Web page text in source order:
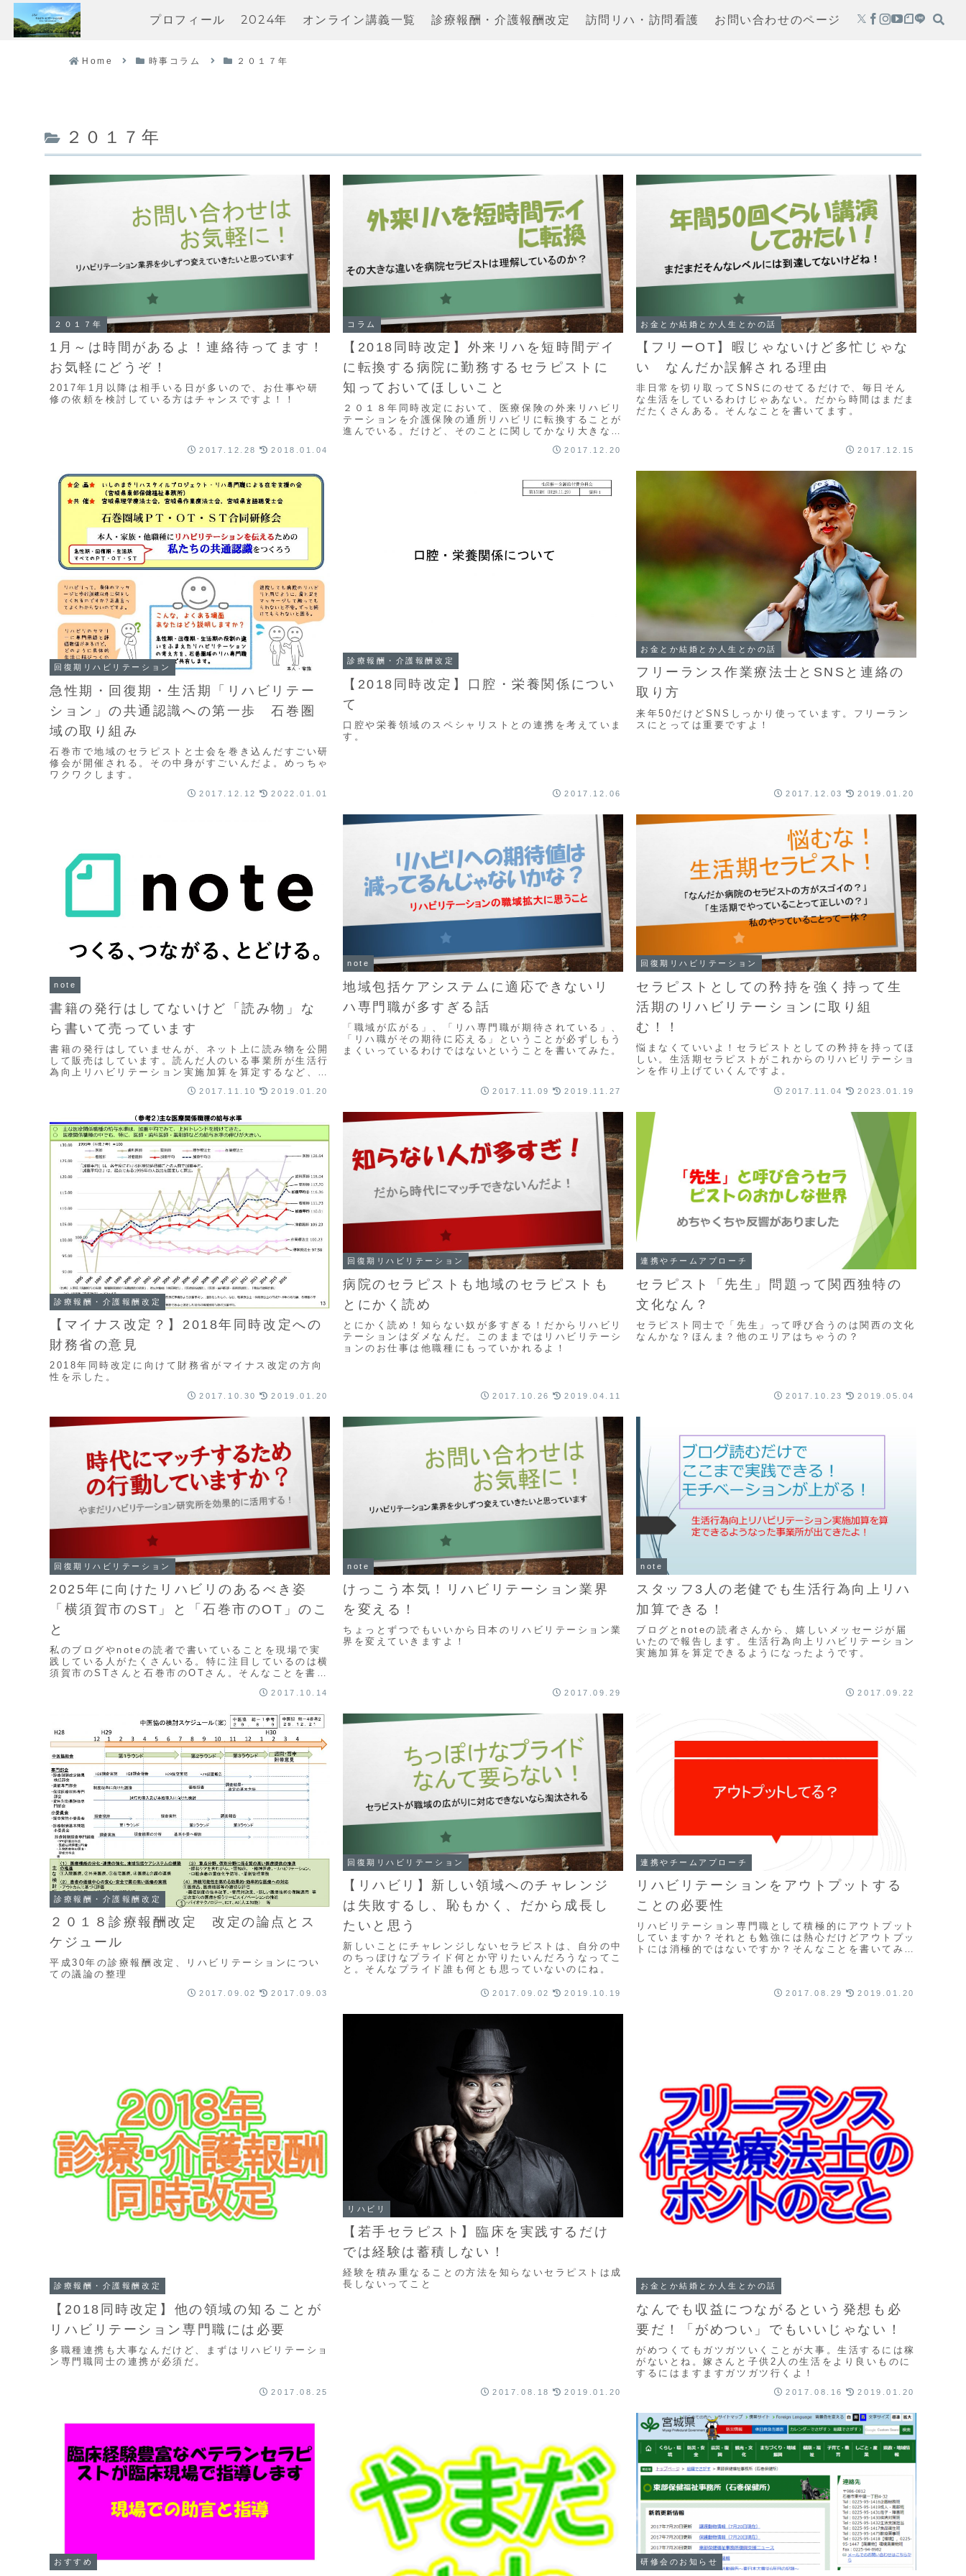
プロフィール 2024年 オンライン講義一覧 診療報酬・介護報酬改定 訪問リハ・訪問看護 お問い合わせのページ
Home 時事コラム ２０１７年
２０１７年
２０１７年
1月～は時間があるよ！連絡待ってます！
お気軽にどうぞ！
2017年1月以降は相手いる日が多いので、お仕事や研
修の依頼を検討している方はチャンスですよ！！
2017.12.28 2018.01.04
コラム
【2018同時改定】外来リハを短時間デイ
に転換する病院に勤務するセラピストに
知っておいてほしいこと
２０１８年同時改定において、医療保険の外来リハビリ
テーションを介護保険の通所リハビリに転換することが
進んでいる。だけど、そのことに関してかなり大きな不
2017.12.20
お金とか結婚とか人生とかの話
【フリーOT】暇じゃないけど多忙じゃな
い なんだか誤解される理由
非日常を切り取ってSNSにのせてるだけで、毎日そん
な生活をしているわけじゃあない。だから時間はまだま
だたくさんある。そんなことを書いてます。
2017.12.15
回復期リハビリテーション
急性期・回復期・生活期「リハビリテー
ション」の共通認識への第一歩 石巻圏
域の取り組み
石巻市で地域のセラピストと士会を巻き込んだすごい研
修会が開催される。その中身がすごいんだよ。めっちゃ
ワクワクします。
2017.12.12 2022.01.01
診療報酬・介護報酬改定
【2018同時改定】口腔・栄養関係につい
て
口腔や栄養領域のスペシャリストとの連携を考えていま
す。
2017.12.06
お金とか結婚とか人生とかの話
フリーランス作業療法士とSNSと連絡の
取り方
来年50だけどSNSしっかり使っています。フリーラン
スにとっては重要ですよ！
2017.12.03 2019.01.20
note
書籍の発行はしてないけど「読み物」な
ら書いて売っています
書籍の発行はしていませんが、ネット上に読み物を公開
して販売はしています。読んだ人のいる事業所が生活行
為向上リハビリテーション実施加算を算定するなど、リ
2017.11.10 2019.01.20
note
地域包括ケアシステムに適応できないリ
ハ専門職が多すぎる話
「職域が広がる」、「リハ専門職が期待されている」、
「リハ職がその期待に応える」ということが必ずしもう
まくいっているわけではないということを書いてみた。
2017.11.09 2019.11.27
回復期リハビリテーション
セラピストとしての矜持を強く持って生
活期のリハビリテーションに取り組
む！！
悩まなくていいよ！セラピストとしての矜持を持ってほ
しい。生活期セラピストがこれからのリハビリテーショ
ンを作り上げていくんですよ。
2017.11.04 2023.01.19
診療報酬・介護報酬改定
【マイナス改定？】2018年同時改定への
財務省の意見
2018年同時改定に向けて財務省がマイナス改定の方向
性を示した。
2017.10.30 2019.01.20
回復期リハビリテーション
病院のセラピストも地域のセラピストも
とにかく読め
とにかく読め！知らない奴が多すぎる！だからリハビリ
テーションはダメなんだ。このままではリハビリテーシ
ョンのお仕事は他職種にもっていかれるよ！
2017.10.26 2019.04.11
連携やチームアプローチ
セラピスト「先生」問題って関西独特の
文化なん？
セラピスト同士で「先生」って呼び合うのは関西の文化
なんかな？ほんま？他のエリアはちゃうの？
2017.10.23 2019.05.04
回復期リハビリテーション
2025年に向けたリハビリのあるべき姿
「横須賀市のST」と「石巻市のOT」のこ
と
私のブログやnoteの読者で書いていることを現場で実
践している人がたくさんいる。特に注目しているのは横
須賀市のSTさんと石巻市のOTさん。そんなことを書い
2017.10.14
note
けっこう本気！リハビリテーション業界
を変える！
ちょっとずつでもいいから日本のリハビリテーション業
界を変えていきますよ！
2017.09.29
note
スタッフ3人の老健でも生活行為向上リハ
加算できる！
ブログとnoteの読者さんから、嬉しいメッセージが届
いたので報告します。生活行為向上リハビリテーション
実施加算を算定できるようになったようです。
2017.09.22
診療報酬・介護報酬改定
２０１８診療報酬改定 改定の論点とス
ケジュール
平成30年の診療報酬改定、リハビリテーションについ
ての議論の整理
2017.09.02 2017.09.03
回復期リハビリテーション
【リハビリ】新しい領域へのチャレンジ
は失敗するし、恥もかく、だから成長し
たいと思う
新しいことにチャレンジしないセラピストは、自分の中
のちっぽけなプライド何とか守りたいんだろうなってこ
と。そんなプライド誰も何とも思っていないのにね。
2017.09.02 2019.10.19
連携やチームアプローチ
リハビリテーションをアウトプットする
ことの必要性
リハビリテーション専門職として積極的にアウトプット
していますか？それとも勉強には熱心だけどアウトプッ
トには消極的ではないですか？そんなことを書いてみ
2017.08.29 2019.01.20
診療報酬・介護報酬改定
【2018同時改定】他の領域の知ることが
リハビリテーション専門職には必要
多職種連携も大事なんだけど、まずはリハビリテーショ
ン専門職同士の連携が必須だ。
2017.08.25
リハビリ
【若手セラピスト】臨床を実践するだけ
では経験は蓄積しない！
経験を積み重なることの方法を知らないセラピストは成
長しないってこと
2017.08.18 2019.01.20
お金とか結婚とか人生とかの話
なんでも収益につながるという発想も必
要だ！「がめつい」でもいいじゃない！
がめつくてもガツガツいくことが大事。生活するには稼
がないとね。嫁さんと子供2人の生活をより良いものに
するにはますますガツガツ行くよ！
2017.08.16 2019.01.20
おすすめ 研修会のお知らせ